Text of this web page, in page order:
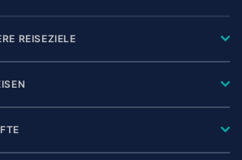
REISEZIELE